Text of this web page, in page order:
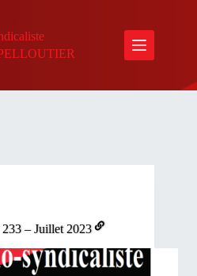
– Juillet 2023